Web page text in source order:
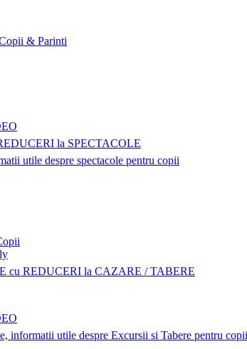
& Parinti
la SPECTACOLE
utile despre spectacole pentru copii
cu REDUCERI la CAZARE / TABERE
informatii utile despre Excursii si Tabere pentru copii